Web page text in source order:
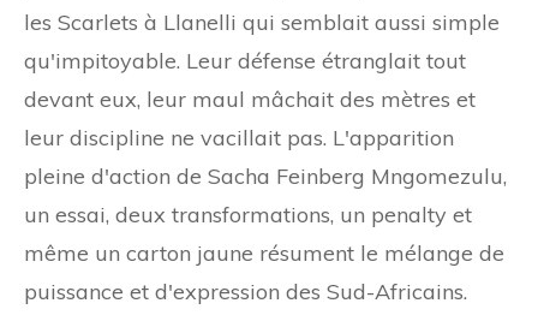
les Scarlets à Llanelli qui semblait aussi simple
qu'impitoyable. Leur défense étranglait tout
devant eux, leur maul mâchait des mètres et
leur discipline ne vacillait pas. L'apparition
pleine d'action de Sacha Feinberg Mngomezulu,
un essai, deux transformations, un penalty et
même un carton jaune résument le mélange de
puissance et d'expression des Sud-Africains.